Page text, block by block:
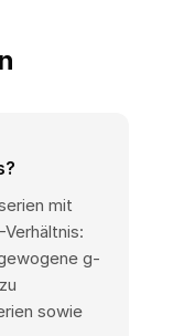
mit
g-
sowie